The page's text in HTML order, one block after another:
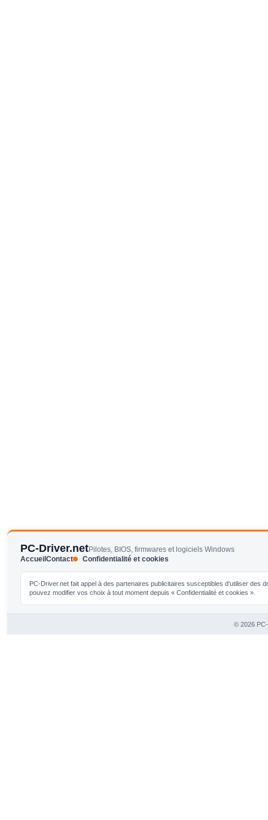
PC-Driver.netPilotes, BIOS, firmwares et logiciels Windows
AccueilContact Confidentialité et cookies
PC-Driver.net fait appel à des partenaires publicitaires susceptibles d'utiliser
pouvez modifier vos choix à tout moment depuis « Confidentialité et cookies ».
© 2026